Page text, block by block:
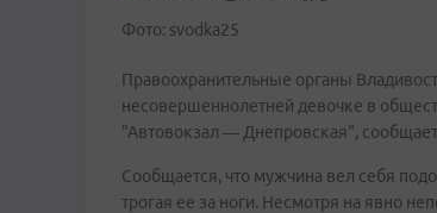
Фото: svodka25
Правоохранительные органы
несовершеннолетней девочке в
"Автовокзал — Днепровская",
Сообщается, что мужчина вел себя
трогая ее за ноги. Несмотря на явно